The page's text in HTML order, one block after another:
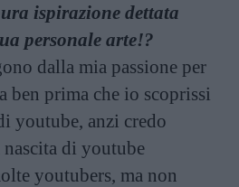
ispirazione dettata
personale arte!?
dalla mia passione per
ben prima che io scoprissi
youtube, anzi credo
di youtube
youtubers, ma non